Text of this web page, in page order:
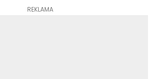
pożyczki są właśnie wydatki
REKLAMA